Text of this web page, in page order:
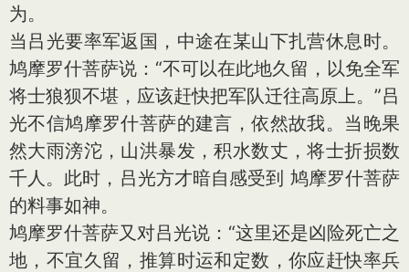
为。
当吕光要率军返国，中途在某山下扎营休息时。
鸠摩罗什菩萨说：“不可以在此地久留，以免全军
将士狼狈不堪，应该赶快把军队迁往高原上。”吕
光不信鸠摩罗什菩萨的建言，依然故我。当晚果
然大雨滂沱，山洪暴发，积水数丈，将士折损数
千人。此时，吕光方才暗自感受到 鸠摩罗什菩萨
的料事如神。
鸠摩罗什菩萨又对吕光说：“这里还是凶险死亡之
地，不宜久留，推算时运和定数，你应赶快率兵